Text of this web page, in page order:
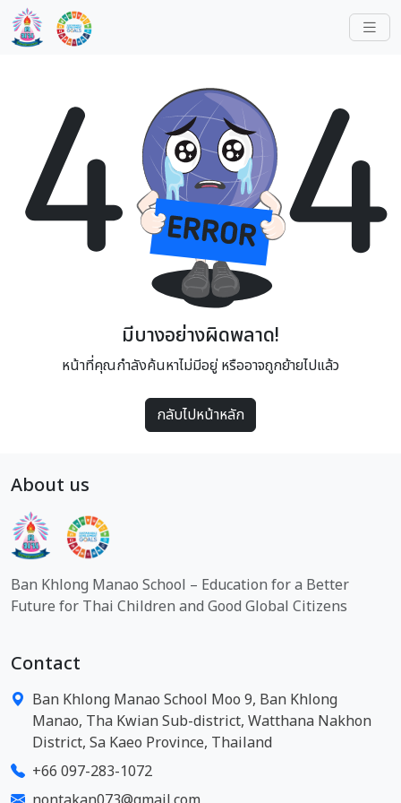
มีบางอย่างผิดพลาด!
หน้าที่คุณกำลังค้นหาไม่มีอยู่ หรืออาจถูกย้ายไปแล้ว
กลับไปหน้าหลัก
About us
Ban Khlong Manao School – Education for a Better
Future for Thai Children and Good Global Citizens
Contact
Ban Khlong Manao School Moo 9, Ban Khlong
Manao, Tha Kwian Sub-district, Watthana Nakhon
District, Sa Kaeo Province, Thailand
+66 097-283-1072